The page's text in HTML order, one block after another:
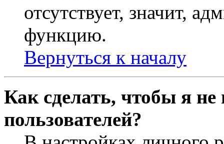
отсутствует, значит,
функцию.
Вернуться к началу
Как сделать, чтобы я
пользователей?